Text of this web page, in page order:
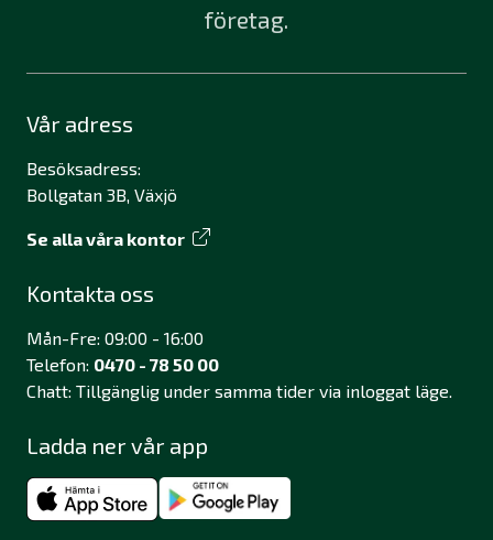
företag.
Vår adress
Besöksadress:
Bollgatan 3B, Växjö
Se alla våra kontor
Kontakta oss
Mån-Fre: 09:00 - 16:00
Telefon: 0470 - 78 50 00
Chatt: Tillgänglig under samma tider via inloggat läge.
Ladda ner vår app